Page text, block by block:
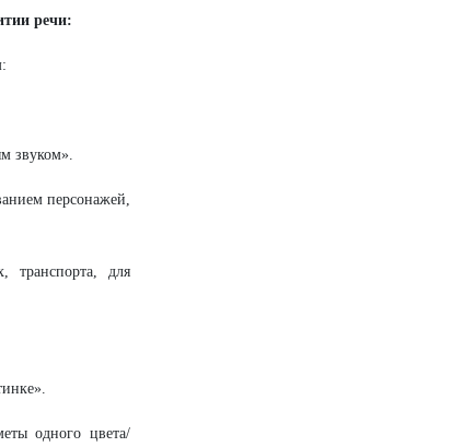
речи:
звуком».
персонажей,
транспорта, для
одного цвета/